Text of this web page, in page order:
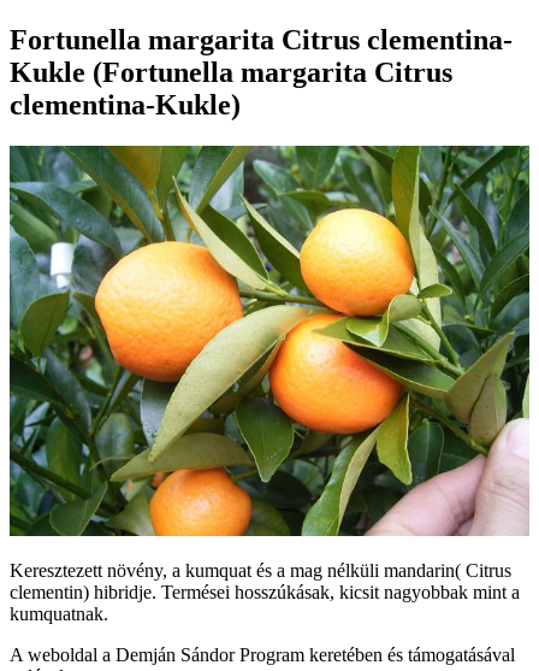
Fortunella margarita Citrus clementina-
Kukle (Fortunella margarita Citrus
clementina-Kukle)
Keresztezett növény, a kumquat és a mag nélküli mandarin( Citrus
clementin) hibridje. Termései hosszúkásak, kicsit nagyobbak mint a
kumquatnak.
A weboldal a Demján Sándor Program keretében és támogatásával